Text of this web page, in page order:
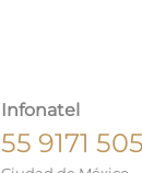
Infonatel
55 9171